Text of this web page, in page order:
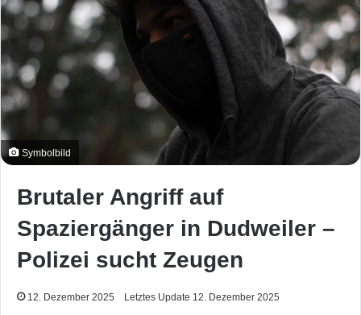
Symbolbild
Brutaler Angriff auf
Spaziergänger in Dudweiler –
Polizei sucht Zeugen
12. Dezember 2025 Letztes Update 12. Dezember 2025